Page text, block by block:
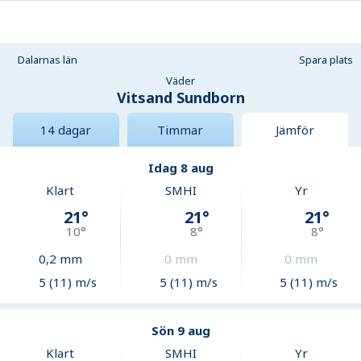
Dalarnas län
Spara plats
Väder
Vitsand Sundborn
14 dagar Timmar Jämför
Idag 8 aug
Klart
21°
10°
0,2 mm
5 (11) m/s
SMHI
21°
8°
0 mm
5 (11) m/s
Yr
21°
8°
0 mm
5 (11) m/s
Sön 9 aug
Klart
SMHI Yr